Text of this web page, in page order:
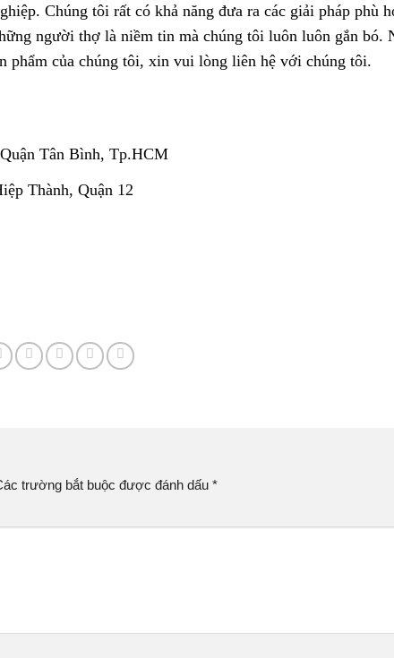
Chúng tôi rất có khả năng đưa ra các giải pháp phù
người thợ là niềm tin mà chúng tôi luôn luôn gắn bó.
phẩm của chúng tôi, xin vui lòng liên hệ với chúng tôi.
Tân Bình, Tp.HCM
Thành, Quận 12
trường bắt buộc được đánh dấu *